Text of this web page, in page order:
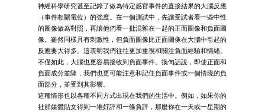
神經科學研究甚至記錄了做為特定感官事件的直接結果的大腦反應
（事件相關電位）的強度。在一個測試中，先讓受試者看一些中性
的圖像做為對照，再讓他們看一批混雜在一起的正面圖像和負面圖
像。雖然同樣具有刺激性，但負面圖像比正面圖像在大腦中引起的
反應要大得多。這表明我們往往更加重視和關注負面經驗和情緒。
不僅如此，大腦也更容易接收到負面事件。換句話說，即使正面和
負面成分並陳，我們也更可能注意和記住負面事件或一個情境的負
面部分，並受到其影響。
這種情形也以各種不同方式出現在我們的生活中。例如，如果你的
社群媒體貼文得到一堆好評和一條負評，那麼你在一天或一星期的